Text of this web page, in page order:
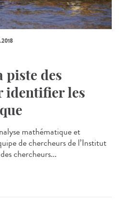
piste des
identifier les
mathématique et
de chercheurs de l’Institut
chercheurs...